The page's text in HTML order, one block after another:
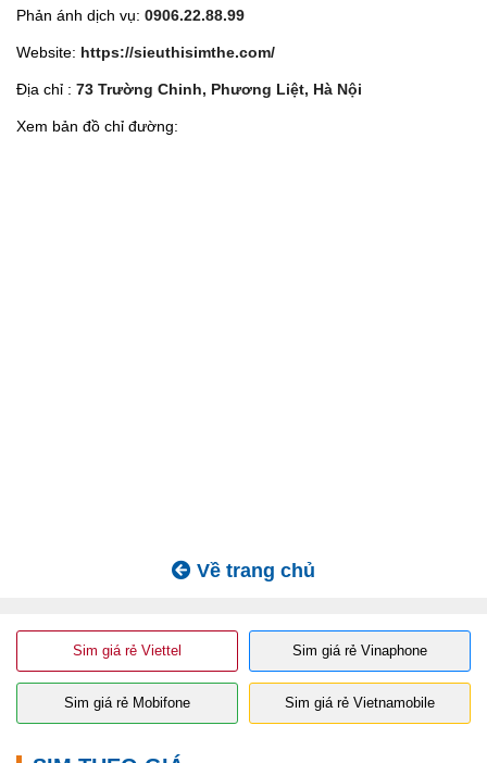
Phản ánh dịch vụ: 0906.22.88.99
Website: https://sieuthisimthe.com/
Địa chỉ : 73 Trường Chinh, Phương Liệt, Hà Nội
Xem bản đồ chỉ đường:
Về trang chủ
Sim giá rẻ Viettel Sim giá rẻ Vinaphone
Sim giá rẻ Mobifone Sim giá rẻ Vietnamobile